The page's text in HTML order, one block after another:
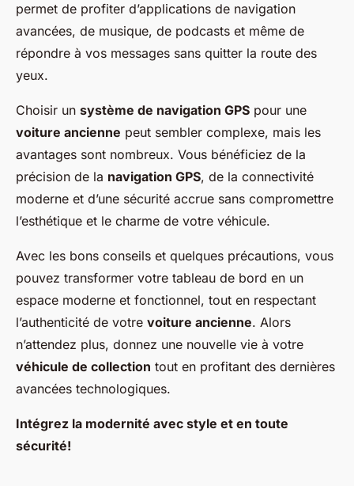
permet de profiter d’applications de navigation
avancées, de musique, de podcasts et même de
répondre à vos messages sans quitter la route des
yeux.
Choisir un système de navigation GPS pour une
voiture ancienne peut sembler complexe, mais les
avantages sont nombreux. Vous bénéficiez de la
précision de la navigation GPS, de la connectivité
moderne et d’une sécurité accrue sans compromettre
l’esthétique et le charme de votre véhicule.
Avec les bons conseils et quelques précautions, vous
pouvez transformer votre tableau de bord en un
espace moderne et fonctionnel, tout en respectant
l’authenticité de votre voiture ancienne. Alors
n’attendez plus, donnez une nouvelle vie à votre
véhicule de collection tout en profitant des dernières
avancées technologiques.
Intégrez la modernité avec style et en toute
sécurité!